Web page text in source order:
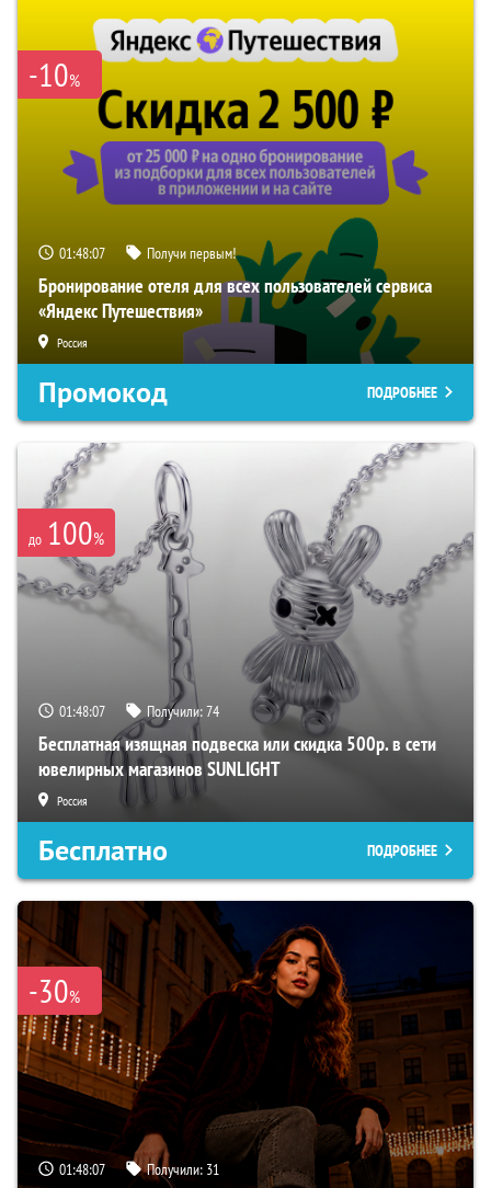
-10%
01:48:06 Получи первым!
Бронирование отеля для всех пользователей сервиса
«Яндекс Путешествия»
Россия
Промокод ПОДРОБНЕЕ
до 100%
01:48:06 Получили:74
Бесплатная изящная подвеска или скидка 500р. в сети
ювелирных магазинов SUNLIGHT
Россия
Бесплатно ПОДРОБНЕЕ
-30%
01:48:06 Получили: 31